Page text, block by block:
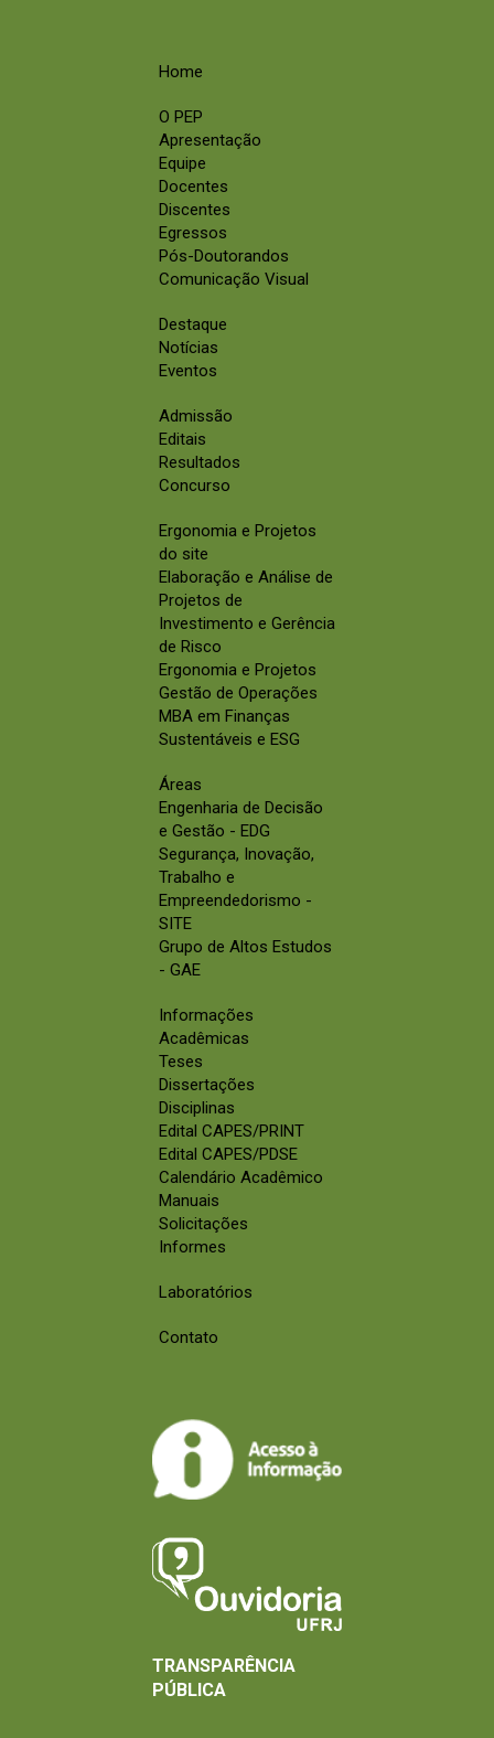
Home
O PEP
Apresentação
Equipe
Docentes
Discentes
Egressos
Pós-Doutorandos
Comunicação Visual
Destaque
Notícias
Eventos
Admissão
Editais
Resultados
Concurso
Ergonomia e Projetos
do site
Elaboração e Análise de
Projetos de
Investimento e Gerência
de Risco
Ergonomia e Projetos
Gestão de Operações
MBA em Finanças
Sustentáveis e ESG
Áreas
Engenharia de Decisão
e Gestão - EDG
Segurança, Inovação,
Trabalho e
Empreendedorismo -
SITE
Grupo de Altos Estudos
- GAE
Informações
Acadêmicas
Teses
Dissertações
Disciplinas
Edital CAPES/PRINT
Edital CAPES/PDSE
Calendário Acadêmico
Manuais
Solicitações
Informes
Laboratórios
Contato
TRANSPARÊNCIA
PÚBLICA